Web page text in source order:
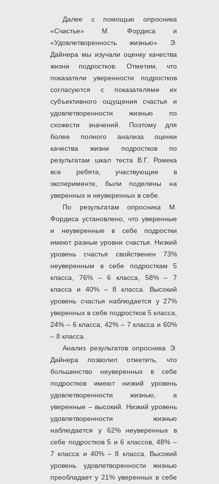
Далее с помощью опросника
«Счастье» М. Фордиса и
«Удовлетворенность жизнью» Э.
Дайнера мы изучали оценку качества
жизни подростков.
Отметим, что
показатели уверенности подростков
согласуются с показателями их
субъективного ощущения счастья и
удовлетворенности жизнью по
схожести значений. Поэтому для
более полного анализа оценки
качества жизни подростков по
результатам шкал теста В.Г. Ромека
все ребята, участвующие в
эксперименте, были поделены на
уверенных и неуверенных в себе.
По результатам опросника М.
Фордиса установлено, что уверенные
и неуверенные в себе подростки
имеют разные уровни счастья. Низкий
уровень счастья свойственен 73%
неуверенным в себе подросткам 5
класса, 76% – 6 класса, 58% – 7
класса и 40% – 8 класса. Высокий
уровень счастья наблюдается у 27%
уверенных в себе подростков 5 класса,
24% – 6 класса, 42% – 7 класса и 60%
– 8 класса.
Анализ результатов опросника Э.
Дайнера позволил отметить, что
большинство неуверенных в себе
подростков имеют низкий уровень
удовлетворенности жизнью, а
уверенные – высокий. Низкий уровень
удовлетворенности жизнью
наблюдается у 62% неуверенных в
себе подростков 5 и 6 классов, 48% –
7 класса и 40% – 8 класса. Высокий
уровень удовлетворенности жизнью
преобладает у 21% уверенных в себе